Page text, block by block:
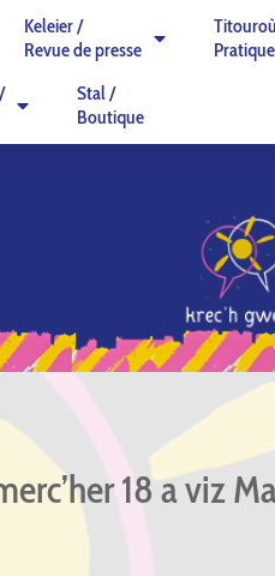
Keleier /
Revue de presse
Pratique
Stal /
Boutique
18 a viz